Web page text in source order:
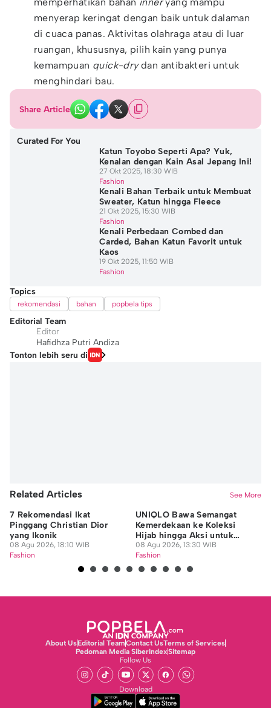
menyerap keringat dengan baik untuk dalaman
di cuaca panas. Aktivitas olahraga atau di luar
ruangan, khususnya, pilih kain yang punya
kemampuan quick-drydan antibakteri untuk
menghindari bau.
Share Article
Curated For You
Katun Toyobo Seperti Apa? Yuk,
Kenalan dengan Kain Asal Jepang Ini!
27 Okt 2025, 18:30 WIB
Fashion
Kenali Bahan Terbaik untuk Membuat
Sweater, Katun hingga Fleece
21 Okt 2025, 15:30 WIB
Fashion
Kenali Perbedaan Combed dan
Carded, Bahan Katun Favorit untuk
Kaos
19 Okt 2025, 11:50 WIB
Fashion
Topics
rekomendasi bahan popbela tips
Editorial Team
Editor
Hafidhza Putri Andiza
Tonton lebih seru di
Related Articles See More
7 Rekomendasi Ikat
Pinggang Christian Dior
yang Ikonik
08 Agu 2026, 18:10 WIB
Fashion
UNIQLO Bawa Semangat
Kemerdekaan ke Koleksi
Hijab hingga Aksi untuk
Guru Honorer
08 Agu 2026, 13:30 WIB
Fashion
About UsEditorial TeamContact UsTerms of Services
Pedoman Media SiberIndexSitemap
Follow Us
Download